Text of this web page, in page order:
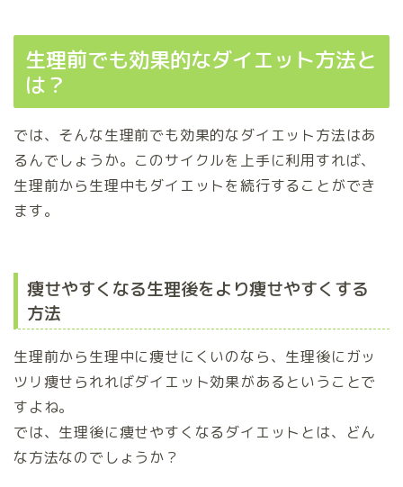
生理前でも効果的なダイエット方法と
は？
では、そんな生理前でも効果的なダイエット方法はあ
るんでしょうか。このサイクルを上手に利用すれば、
生理前から生理中もダイエットを続行することができ
ます。
痩せやすくなる生理後をより痩せやすくする
方法
生理前から生理中に痩せにくいのなら、生理後にガッ
ツリ痩せられればダイエット効果があるということで
すよね。
では、生理後に痩せやすくなるダイエットとは、どん
な方法なのでしょうか？